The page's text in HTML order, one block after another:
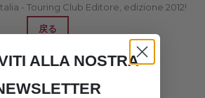
- Touring Club Editore, edizione 2012!
戻る
ALLA NOSTRA